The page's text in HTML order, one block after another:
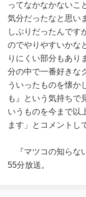
ってなかなかないこ
気分だったなと思い
しぶりだったんです
のでやりやすいかな
りにくい部分もあり
分の中で一番好きな
ういったものを懐か
も』という気持ちで
いうものを今まで以
ます」とコメントし
『マツコの知らな
55分放送。